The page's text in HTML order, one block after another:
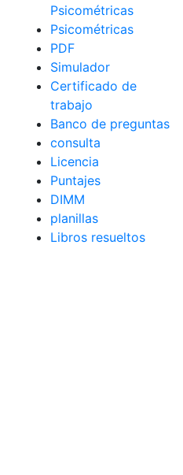
Psicométricas
Psicométricas
PDF
Simulador
Certificado de
trabajo
Banco de preguntas
consulta
Licencia
Puntajes
DIMM
planillas
Libros resueltos